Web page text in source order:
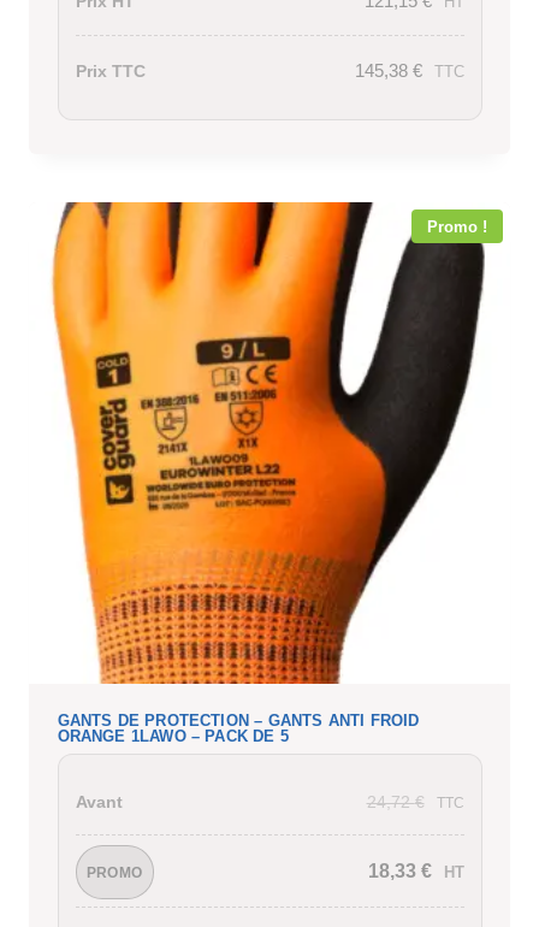
Prix TTC 145,38 € TTC
Promo !
GANTS DE PROTECTION – GANTS ANTI FROID
ORANGE 1LAWO – PACK DE 5
Avant 24,72€ TTC
PROMO 18,33 € HT